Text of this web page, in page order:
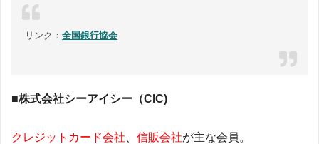
リンク：全国銀行協会
■株式会社シーアイシー（CIC)
クレジットカード会社 信販会社が主な会員。